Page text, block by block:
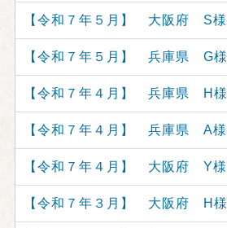
【令和７年５月】 大阪府 S様
【令和７年５月】 兵庫県 G様
【令和７年４月】 兵庫県 H様
【令和７年４月】 兵庫県 A様
【令和７年４月】 大阪府 Y様
【令和７年３月】 大阪府 H様